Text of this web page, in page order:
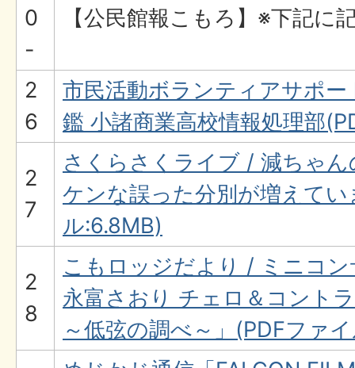
0
-
【公民館報こもろ】※下記に
2
6
市民活動ボランティアサポ
鑑 小諸商業高校情報処理部
2
7
さくらさくライブ / 減ちゃ
ケンな誤った分別が増えて
ル:6.8MB)
2
8
こもロッジだより / ミニコ
永富さおり チェロ＆コント
～低弦の調べ～」(PDFファ